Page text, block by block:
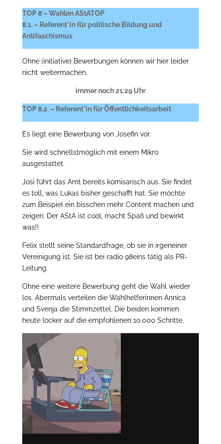
TOP 8 – Wahlen AStATOP
8.1. – Referent*in für politische Bildung und
Antifaschismus
Ohne (initiative) Bewerbungen können wir hier leider
nicht weitermachen.
immer noch 21:29 Uhr
TOP 8.2. – Referent*in für Öffentlichkeitsarbeit
Es liegt eine Bewerbung von Josefin vor.
Sie wird schnellstmöglich mit einem Mikro
ausgestattet.
Josi führt das Amt bereits komisarisch aus. Sie findet
es toll, was Lukas bisher geschafft hat. Sie möchte
zum Beispiel ein bisschen mehr Content machen und
zeigen: Der AStA ist cool, macht Spaß und bewirkt
was!!
Felix stellt seine Standardfrage, ob sie in irgeneiner
Vereinigung ist. Sie ist bei radio 98eins tätig als PR-
Leitung.
Ohne eine weitere Bewerbung geht die Wahl wieder
los. Abermals verteilen die Wahlhelferinnen Annica
und Svenja die Stimmzettel. Die beiden kommen
heute locker auf die empfohlenen 10.000 Schritte.